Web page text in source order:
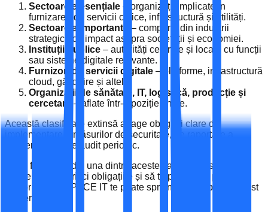
Sectoarele esențiale – organizații implicate în
furnizarea de servicii critice, infrastructură și utilități.
Sectoarele importante
– companii din industrii
strategice cu impact asupra societății și economiei.
Instituții publice – autorități centrale și locale cu funcții
sau sisteme digitale relevante.
Furnizori de servicii digitale – platforme, infrastructură
cloud, găzduire și altele.
Organizații de sănătate, IT, logistică, producție și
cercetare
– aflate într-o poziție cheie.
Această clasificare extinsă atrage obligații clare de
implementare a măsurilor de securitate, de raportare a
incidentelor și de audit periodic.
Dacă faci parte din una dintre aceste categorii, este
momentul să verifici obligațiile și să te pregătești pentru
conformare. ESPACE IT te poate sprijini pas cu pas în acest
demers.